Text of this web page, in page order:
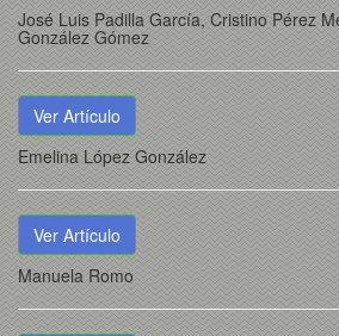
José Luis Padilla García, Cristino Pérez
González Gómez
Ver Artículo
Emelina López González
Ver Artículo
Manuela Romo